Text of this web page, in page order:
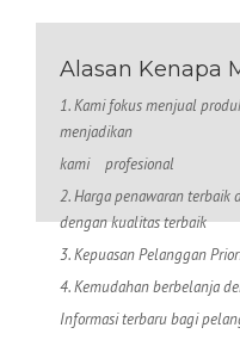
Alasan Kenapa
1. Kami fokus menjual
menjadikan
kami
profesional
2. Harga penawaran
dengan kualitas terbaik
3. Kepuasan Pelanggan
4. Kemudahan berbelanja
Informasi terbaru bagi